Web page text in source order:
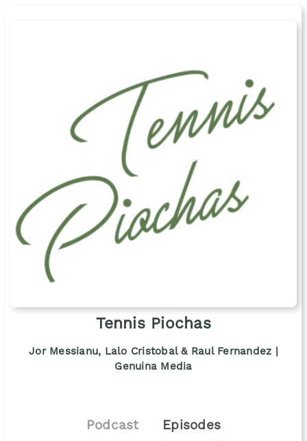
Tennis Piochas
Jor Messianu, Lalo Cristobal & Raul Fernandez |
Genuina Media
Podcast Episodes